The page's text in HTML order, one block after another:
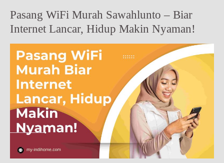
Pasang WiFi Murah Sawahlunto – Biar
Internet Lancar, Hidup Makin Nyaman!